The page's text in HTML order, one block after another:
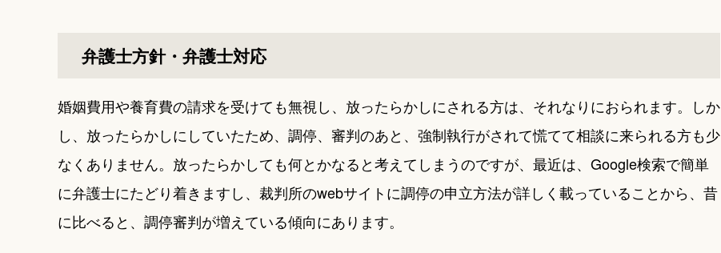
弁護士方針・弁護士対応
婚姻費用や養育費の請求を受けても無視し、放ったらかしにされる方は、それなりにおられます。しか
し、放ったらかしにしていたため、調停、審判のあと、強制執行がされて慌てて相談に来られる方も少
なくありません。放ったらかしても何とかなると考えてしまうのですが、最近は、Google検索で簡単
に弁護士にたどり着きますし、裁判所のwebサイトに調停の申立方法が詳しく載っていることから、昔
に比べると、調停審判が増えている傾向にあります。